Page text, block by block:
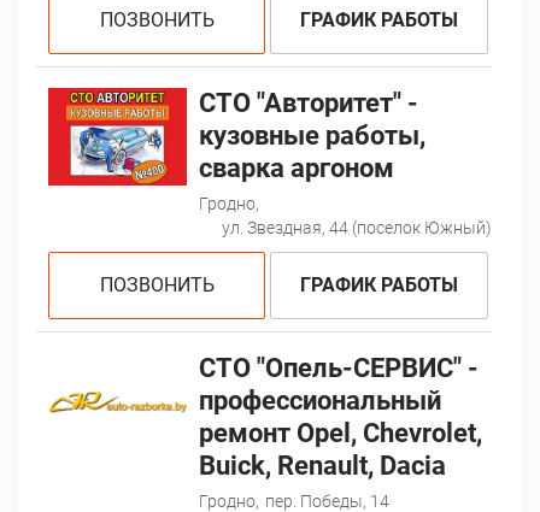
ПОЗВОНИТЬ ГРАФИК РАБОТЫ
СТО "Авторитет" -
кузовные работы,
сварка аргоном
Гродно,
ул. Звездная, 44 (поселок Южный)
ПОЗВОНИТЬ ГРАФИК РАБОТЫ
СТО "Опель-CЕРВИС" -
профессиональный
ремонт Opel, Chevrolet,
Buick, Renault, Dacia
Гродно, пер. Победы, 14